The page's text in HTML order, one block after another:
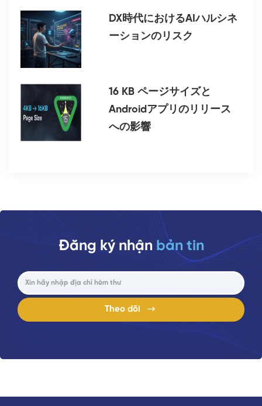
DX時代におけるAIハルシネ
ーションのリスク
16 KB ページサイズと
Androidアプリのリリース
への影響
Đăng ký nhậnbản tin